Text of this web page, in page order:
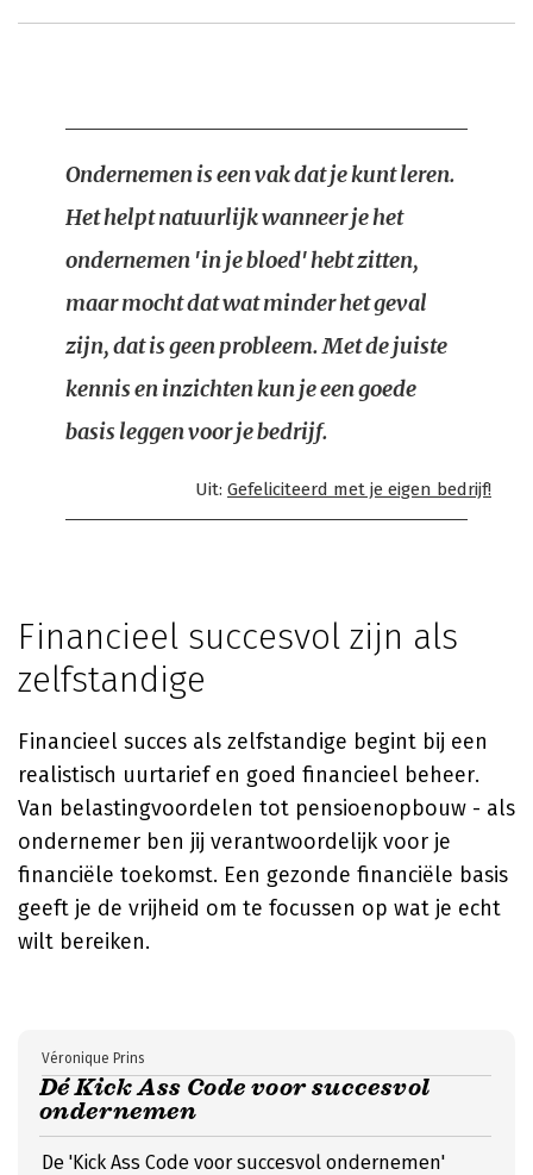
Ondernemen is een vak dat je kunt leren.
Het helpt natuurlijk wanneer je het
ondernemen 'in je bloed' hebt zitten,
maar mocht dat wat minder het geval
zijn, dat is geen probleem. Met de juiste
kennis en inzichten kun je een goede
basis leggen voor je bedrijf.
Uit: Gefeliciteerd met je eigen bedrijf!
Financieel succesvol zijn als
zelfstandige
Financieel succes als zelfstandige begint bij een
realistisch uurtarief en goed financieel beheer.
Van belastingvoordelen tot pensioenopbouw - als
ondernemer ben jij verantwoordelijk voor je
financiële toekomst. Een gezonde financiële basis
geeft je de vrijheid om te focussen op wat je echt
wilt bereiken.
Dé Kick Ass Code voor succesvol
ondernemen
Véronique Prins
De 'Kick Ass Code voor succesvol ondernemen'